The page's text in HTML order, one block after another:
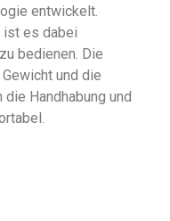
entwickelt.
ist es dabei
bedienen. Die
und die
Handhabung und